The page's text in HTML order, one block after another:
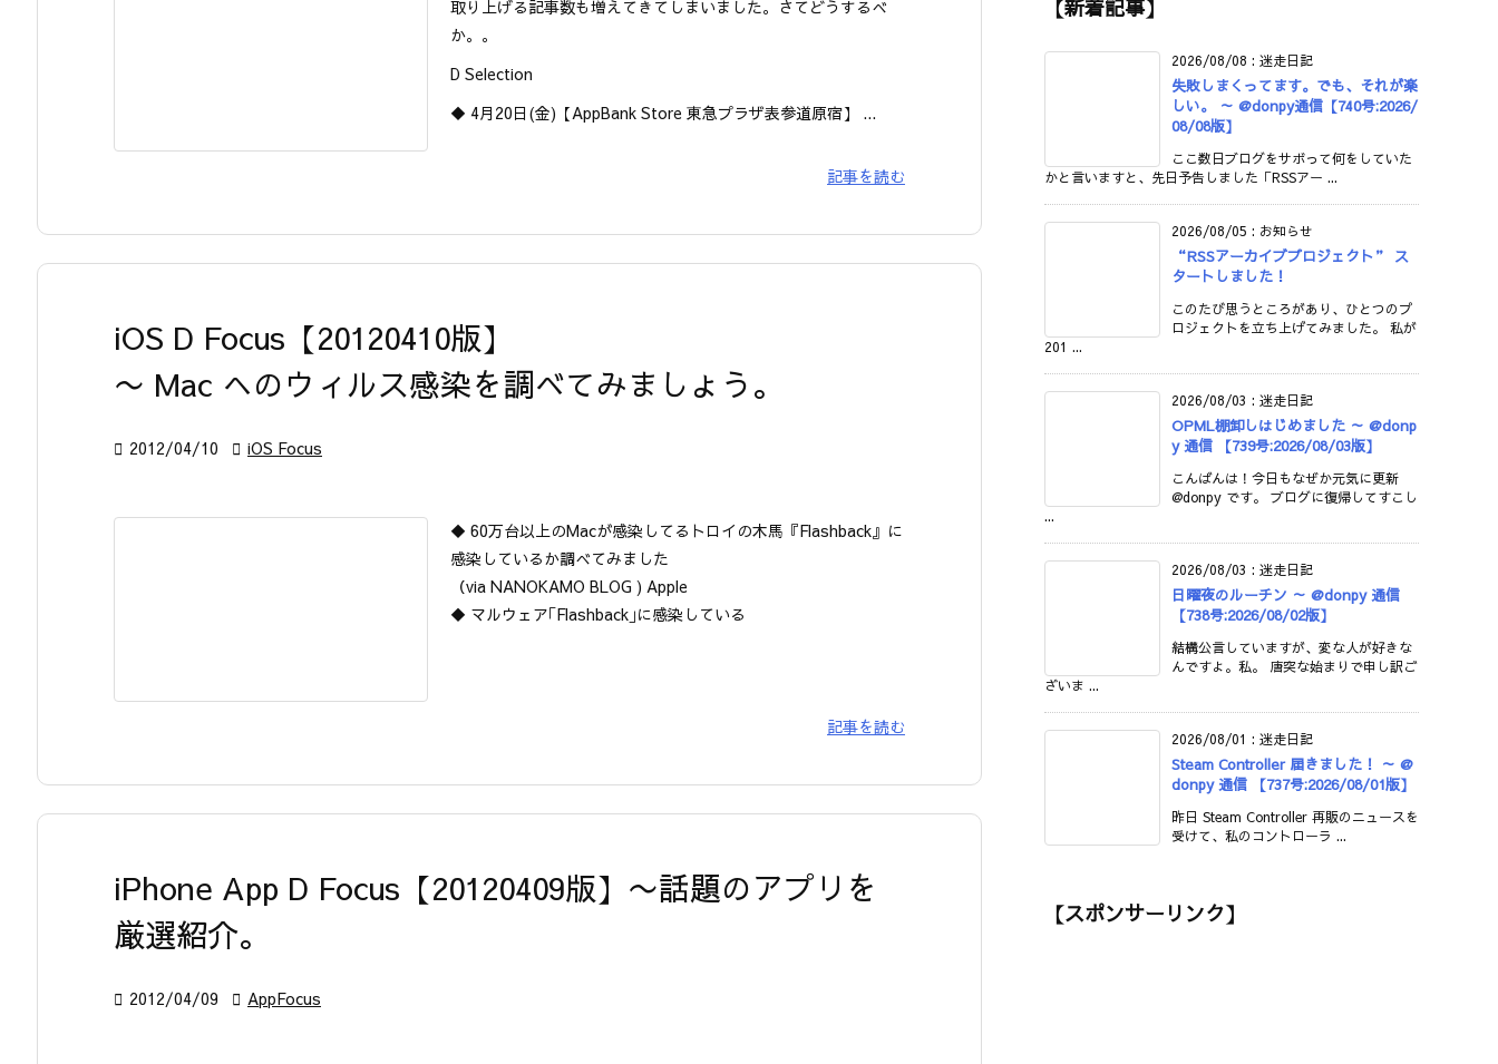
取り上げる記事数も増えてきてしまいました。さてどうするべ
か。。
D Selection
◆ 4月20日(金)【AppBank Store 東急プラザ表参道原宿】 ...
記事を読む
iOS D Focus【20120410版】
〜 Mac へのウィルス感染を調べてみましょう。
 2012/04/10  iOS Focus
◆ 60万台以上のMacが感染してるトロイの木馬『Flashback』に
感染しているか調べてみました
（via NANOKAMO BLOG ) Apple
◆ マルウェア｢Flashback｣に感染している
記事を読む
iPhone App D Focus【20120409版】〜話題のアプリを
厳選紹介。
 2012/04/09  AppFocus
【新着記事】
2026/08/08 : 迷走日記
失敗しまくってます。でも、それが楽
しい。 ～ @donpy通信【740号:2026/
08/08版】
ここ数日ブログをサボって何をしていた
かと言いますと、先日予告しました「RSSアー ...
2026/08/05 : お知らせ
“RSSアーカイブプロジェクト” ス
タートしました！
このたび思うところがあり、ひとつのプ
ロジェクトを立ち上げてみました。 私が
201 ...
2026/08/03 : 迷走日記
OPML棚卸しはじめました ～ @donp
y 通信 【739号:2026/08/03版】
こんばんは！今日もなぜか元気に更新
@donpy です。 ブログに復帰してすこし
...
2026/08/03 : 迷走日記
日曜夜のルーチン ～ @donpy 通信
【738号:2026/08/02版】
結構公言していますが、変な人が好きな
んですよ。私。 唐突な始まりで申し訳ご
ざいま ...
2026/08/01 : 迷走日記
Steam Controller 届きました！ ～ @
donpy 通信 【737号:2026/08/01版】
昨日 Steam Controller 再販のニュースを
受けて、私のコントローラ ...
【スポンサーリンク】